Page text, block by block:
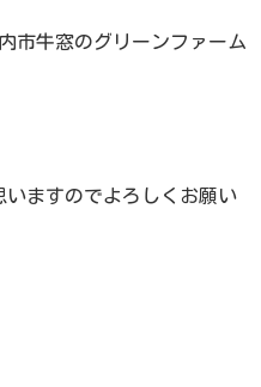
市牛窓のグリーンファーム
ますのでよろしくお願い